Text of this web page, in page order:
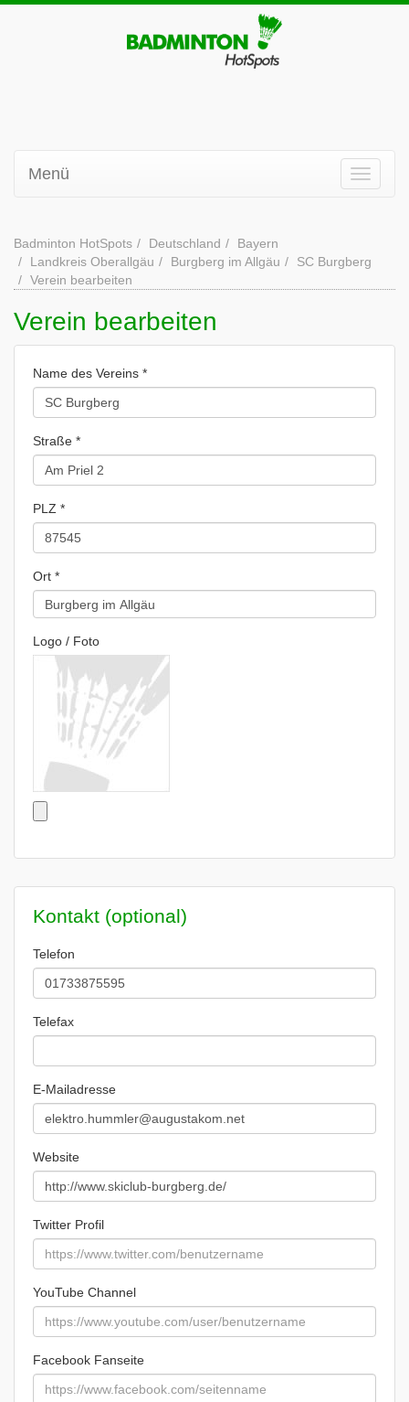
Menü
Badminton HotSpots Deutschland
Bayern
Landkreis Oberallgäu
Burgberg im Allgäu
SC Burgberg
Verein bearbeiten
Verein bearbeiten
Name des Vereins *
Straße *
PLZ *
Ort *
Logo / Foto
Kontakt (optional)
Telefon
Telefax
E-Mailadresse
Website
Twitter Profil
YouTube Channel
Facebook Fanseite